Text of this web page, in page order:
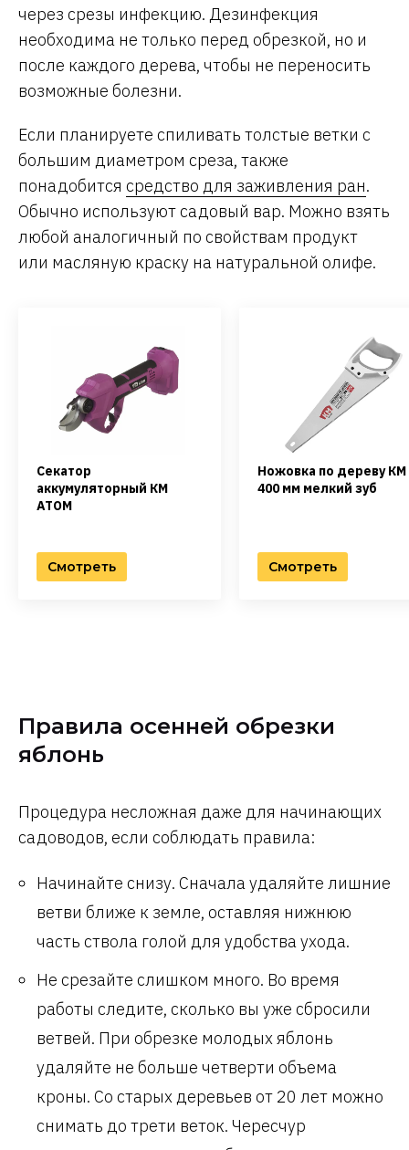
через срезы инфекцию. Дезинфекция
необходима не только перед обрезкой, но и
после каждого дерева, чтобы не переносить
возможные болезни.
Если планируете спиливать толстые ветки с
большим диаметром среза, также
понадобится средство для заживления ран.
Обычно используют садовый вар. Можно взять
любой аналогичный по свойствам продукт
или масляную краску на натуральной олифе.
Секатор
аккумуляторный КМ
АТОМ
Смотреть
Ножовка по дереву КМ
400 мм мелкий зуб
Смотреть
Правила осенней обрезки
яблонь
Процедура несложная даже для начинающих
садоводов, если соблюдать правила:
Начинайте снизу. Сначала удаляйте лишние
ветви ближе к земле, оставляя нижнюю
часть ствола голой для удобства ухода.
Не срезайте слишком много. Во время
работы следите, сколько вы уже сбросили
ветвей. При обрезке молодых яблонь
удаляйте не больше четверти объема
кроны. Со старых деревьев от 20 лет можно
снимать до трети веток. Чересчур